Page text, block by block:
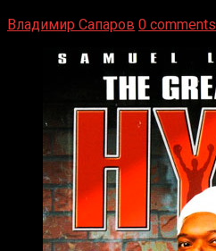
Владимир Сапаров 0 comments